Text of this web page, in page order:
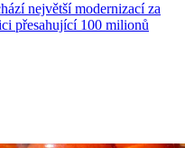
největší modernizací za
přesahující 100 milionů